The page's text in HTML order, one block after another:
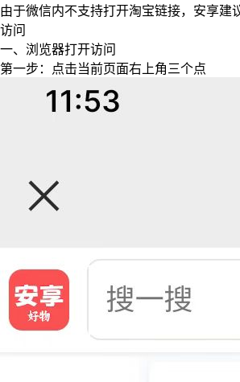
由于微信内不支持打开淘宝链接，安享建
访问
一、浏览器打开访问
第一步：点击当前页面右上角三个点